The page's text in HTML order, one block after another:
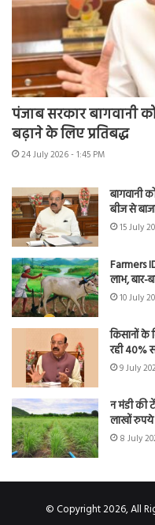
पंजाब सरकार बागवानी
बढ़ाने के लिए प्रतिबद्ध
24 July 2026 - 1:45 PM
बागवानी
बीज से
15 July
Farmers
लाभ, बार-
10 July
किसानों
रही 40%
9 July
न मंडी की
लाखों रुपये
8 July
© Copyright 2026, All